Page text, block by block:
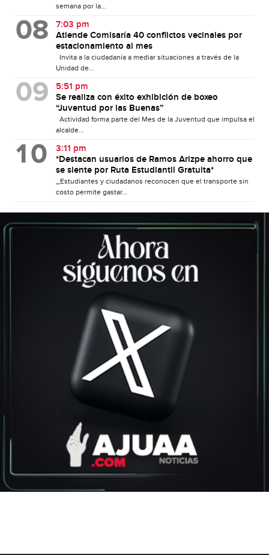
semana por la...
7:03 pm
Atiende Comisaría 40 conflictos vecinales por
estacionamiento al mes
Invita a la ciudadanía a mediar situaciones a través de la
Unidad de...
5:51 pm
Se realiza con éxito exhibición de boxeo
“Juventud por las Buenas”
Actividad forma parte del Mes de la Juventud que impulsa el
alcalde...
3:11 pm
*Destacan usuarios de Ramos Arizpe ahorro que
se siente por Ruta Estudiantil Gratuita*
_Estudiantes y ciudadanos reconocen que el transporte sin
costo permite gastar...